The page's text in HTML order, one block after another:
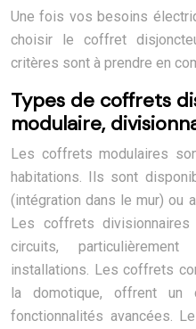
Une fois vos besoins
choisir le coffret
critères sont à prendre en
Types de coffrets
modulaire,
Les coffrets modulaires
habitations. Ils sont
(intégration dans le mur) ou
Les coffrets divisionnaires
circuits,
installations. Les coffrets
la domotique, offrent
fonctionnalités avancées.